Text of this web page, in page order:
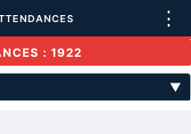
⋮
: 1922
▼